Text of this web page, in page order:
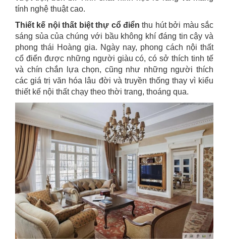
tính nghệ thuật cao.
Thiết kế nội thất biệt thự cổ điển thu hút bởi màu sắc
sáng sủa của chúng với bầu không khí đáng tin cậy và
phong thái Hoàng gia. Ngày nay, phong cách nội thất
cổ điển được những người giàu có, có sở thích tinh tế
và chín chắn lựa chọn, cũng như những người thích
các giá trị văn hóa lâu đời và truyền thống thay vì kiểu
thiết kế nội thất chạy theo thời trang, thoáng qua.